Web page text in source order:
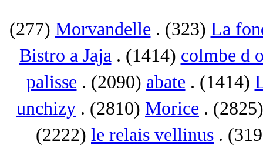
(277) Morvandelle . (323) La
Bistro a Jaja. (1414) colmbe d
palisse . (2090) abate . (1414)
unchizy . (2810) Morice .
(2222) le relais vellinus .